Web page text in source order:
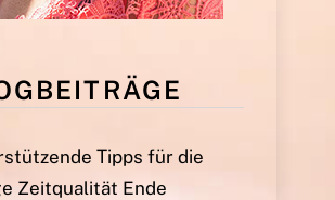
Tipps für die
Zeitqualität Ende